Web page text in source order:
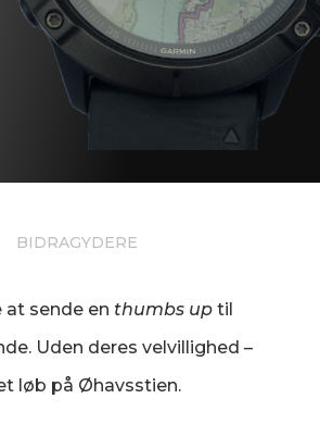
BIDRAGYDERE
at sende en thumbs uptil
Uden deres velvillighed –
løb på Øhavsstien.